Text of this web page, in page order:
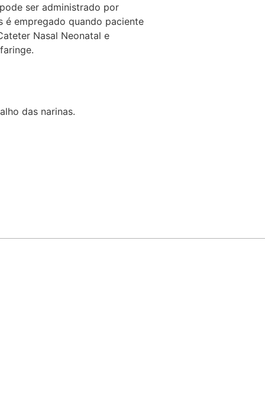
ser administrado por
é empregado quando paciente
Nasal Neonatal e
das narinas.